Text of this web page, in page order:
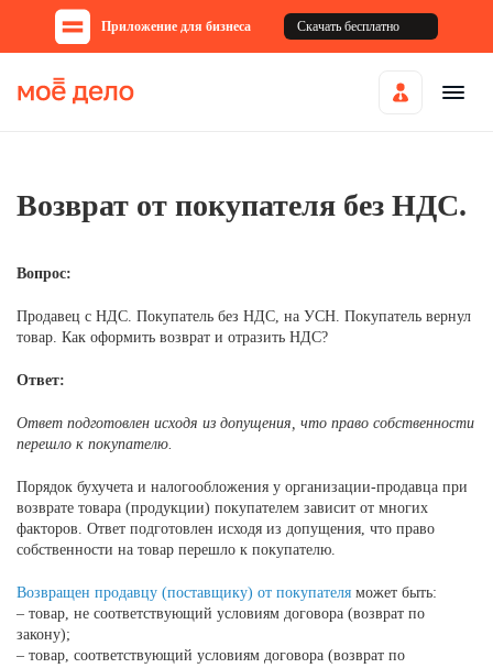
Приложение для бизнеса Скачать бесплатно
Возврат от покупателя без НДС.
Вопрос:
Продавец с НДС. Покупатель без НДС, на УСН. Покупатель вернул
товар. Как оформить возврат и отразить НДС?
Ответ:
Ответ подготовлен исходя из допущения, что право собственности
перешло к покупателю.
Порядок бухучета и налогообложения у организации-продавца при
возврате товара (продукции) покупателем зависит от многих
факторов. Ответ подготовлен исходя из допущения, что право
собственности на товар перешло к покупателю.
Возвращен продавцу (поставщику) от покупателя может быть:
– товар, не соответствующий условиям договора (возврат по
закону);
– товар, соответствующий условиям договора (возврат по